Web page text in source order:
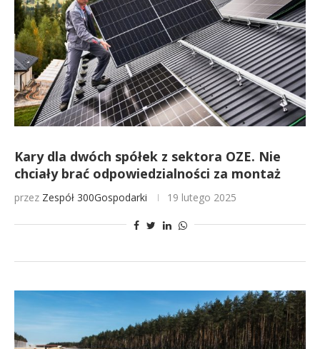
Kary dla dwóch spółek z sektora OZE. Nie
chciały brać odpowiedzialności za montaż
przez Zespół 300Gospodarki 19 lutego 2025